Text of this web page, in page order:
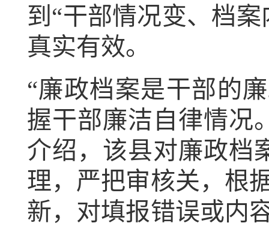
到“干部情况变、档
真实有效。
“廉政档案是干部的
握干部廉洁自律情况
介绍，该县对廉政档
理，严把审核关，根
新，对填报错误或内